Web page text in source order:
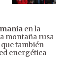
en la
montaña rusa
también
energética